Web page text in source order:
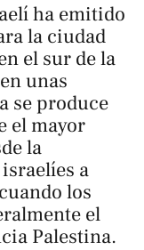
ha emitido
la ciudad
el sur de la
unas
se produce
el mayor
la
a
los
el
Palestina.